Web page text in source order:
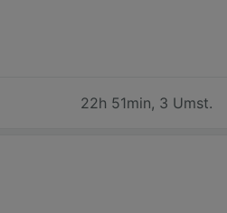
22h 51min, 3 Umst.